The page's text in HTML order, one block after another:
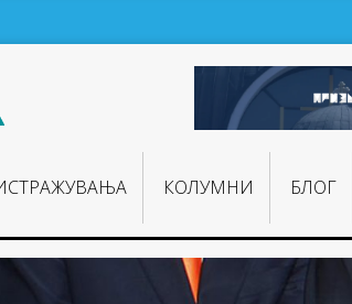
КОЛУМНИ БЛОГ